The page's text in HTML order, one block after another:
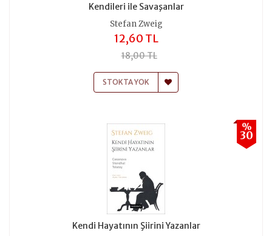
Kendileri ile Savaşanlar
Stefan Zweig
12,60 TL
18,00 TL
STOKTA YOK
%
30
Kendi Hayatının Şiirini Yazanlar